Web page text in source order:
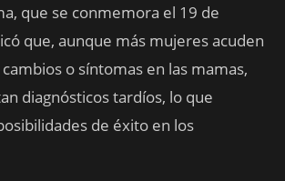
que se conmemora el 19 de
que, aunque más mujeres acuden
o síntomas en las mamas,
diagnósticos tardíos, lo que
de éxito en los